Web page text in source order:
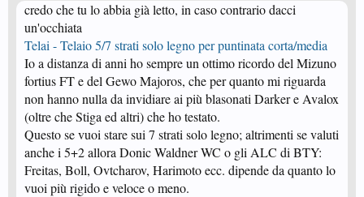
credo che tu lo abbia già letto, in caso contrario dacci
un'occhiata
Telai - Telaio 5/7 strati solo legno per puntinata corta/media
Io a distanza di anni ho sempre un ottimo ricordo del Mizuno
fortius FT e del Gewo Majoros, che per quanto mi riguarda
non hanno nulla da invidiare ai più blasonati Darker e Avalox
(oltre che Stiga ed altri) che ho testato.
Questo se vuoi stare sui 7 strati solo legno; altrimenti se valuti
anche i 5+2 allora Donic Waldner WC o gli ALC di BTY:
Freitas, Boll, Ovtcharov, Harimoto ecc. dipende da quanto lo
vuoi più rigido e veloce o meno.